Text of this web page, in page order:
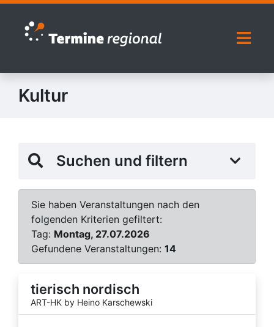
Zur Navigation springen
Zum Inhalt springen
Kultur
Suchen und filtern
Sie haben Veranstaltungen nach den
folgenden Kriterien gefiltert:
Tag: Montag, 27.07.2026
Gefundene Veranstaltungen: 14
tierisch nordisch
ART-HK by Heino Karschewski